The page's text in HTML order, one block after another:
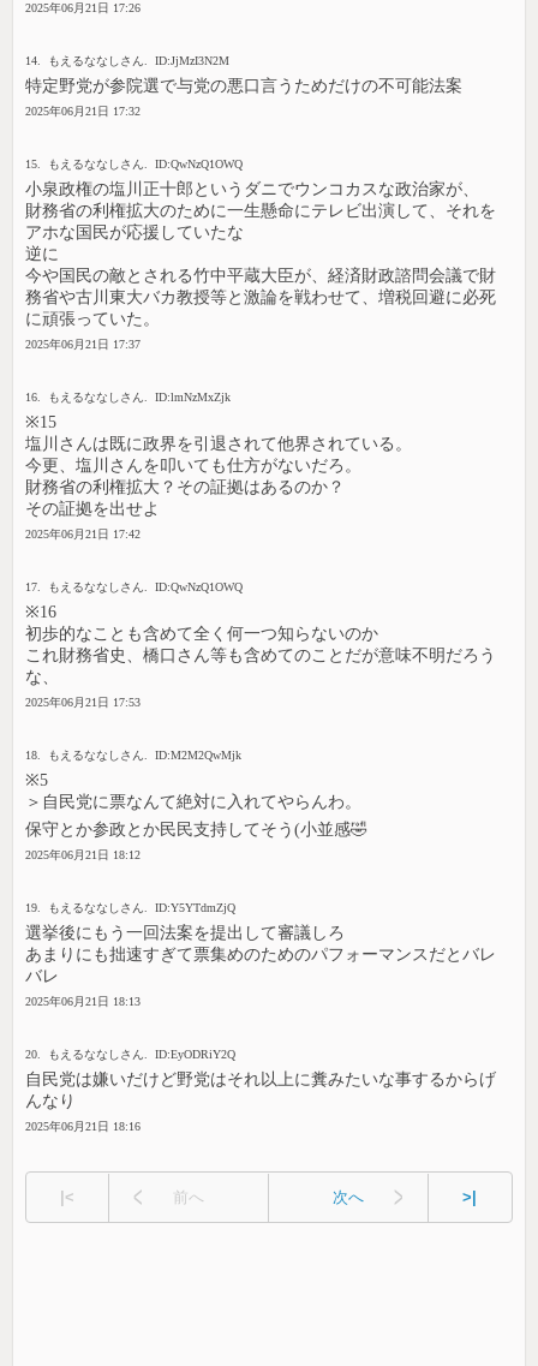
2025年06月21日 17:26
14. もえるななしさん. ID:JjMzI3N2M
特定野党が参院選で与党の悪口言うためだけの不可能法案
2025年06月21日 17:32
15. もえるななしさん. ID:QwNzQ1OWQ
小泉政権の塩川正十郎というダニでウンコカスな政治家が、
財務省の利権拡大のために一生懸命にテレビ出演して、それを
アホな国民が応援していたな
逆に
今や国民の敵とされる竹中平蔵大臣が、経済財政諮問会議で財
務省や古川東大バカ教授等と激論を戦わせて、増税回避に必死
に頑張っていた。
2025年06月21日 17:37
16. もえるななしさん. ID:lmNzMxZjk
※15
塩川さんは既に政界を引退されて他界されている。
今更、塩川さんを叩いても仕方がないだろ。
財務省の利権拡大？その証拠はあるのか？
その証拠を出せよ
2025年06月21日 17:42
17. もえるななしさん. ID:QwNzQ1OWQ
※16
初歩的なことも含めて全く何一つ知らないのか
これ財務省史、橋口さん等も含めてのことだが意味不明だろう
な、
2025年06月21日 17:53
18. もえるななしさん. ID:M2M2QwMjk
※5
＞自民党に票なんて絶対に入れてやらんわ。
保守とか参政とか民民支持してそう(小並感🤣
2025年06月21日 18:12
19. もえるななしさん. ID:Y5YTdmZjQ
選挙後にもう一回法案を提出して審議しろ
あまりにも拙速すぎて票集めのためのパフォーマンスだとバレ
バレ
2025年06月21日 18:13
20. もえるななしさん. ID:EyODRiY2Q
自民党は嫌いだけど野党はそれ以上に糞みたいな事するからげ
んなり
2025年06月21日 18:16
|< 前へ 次へ >|